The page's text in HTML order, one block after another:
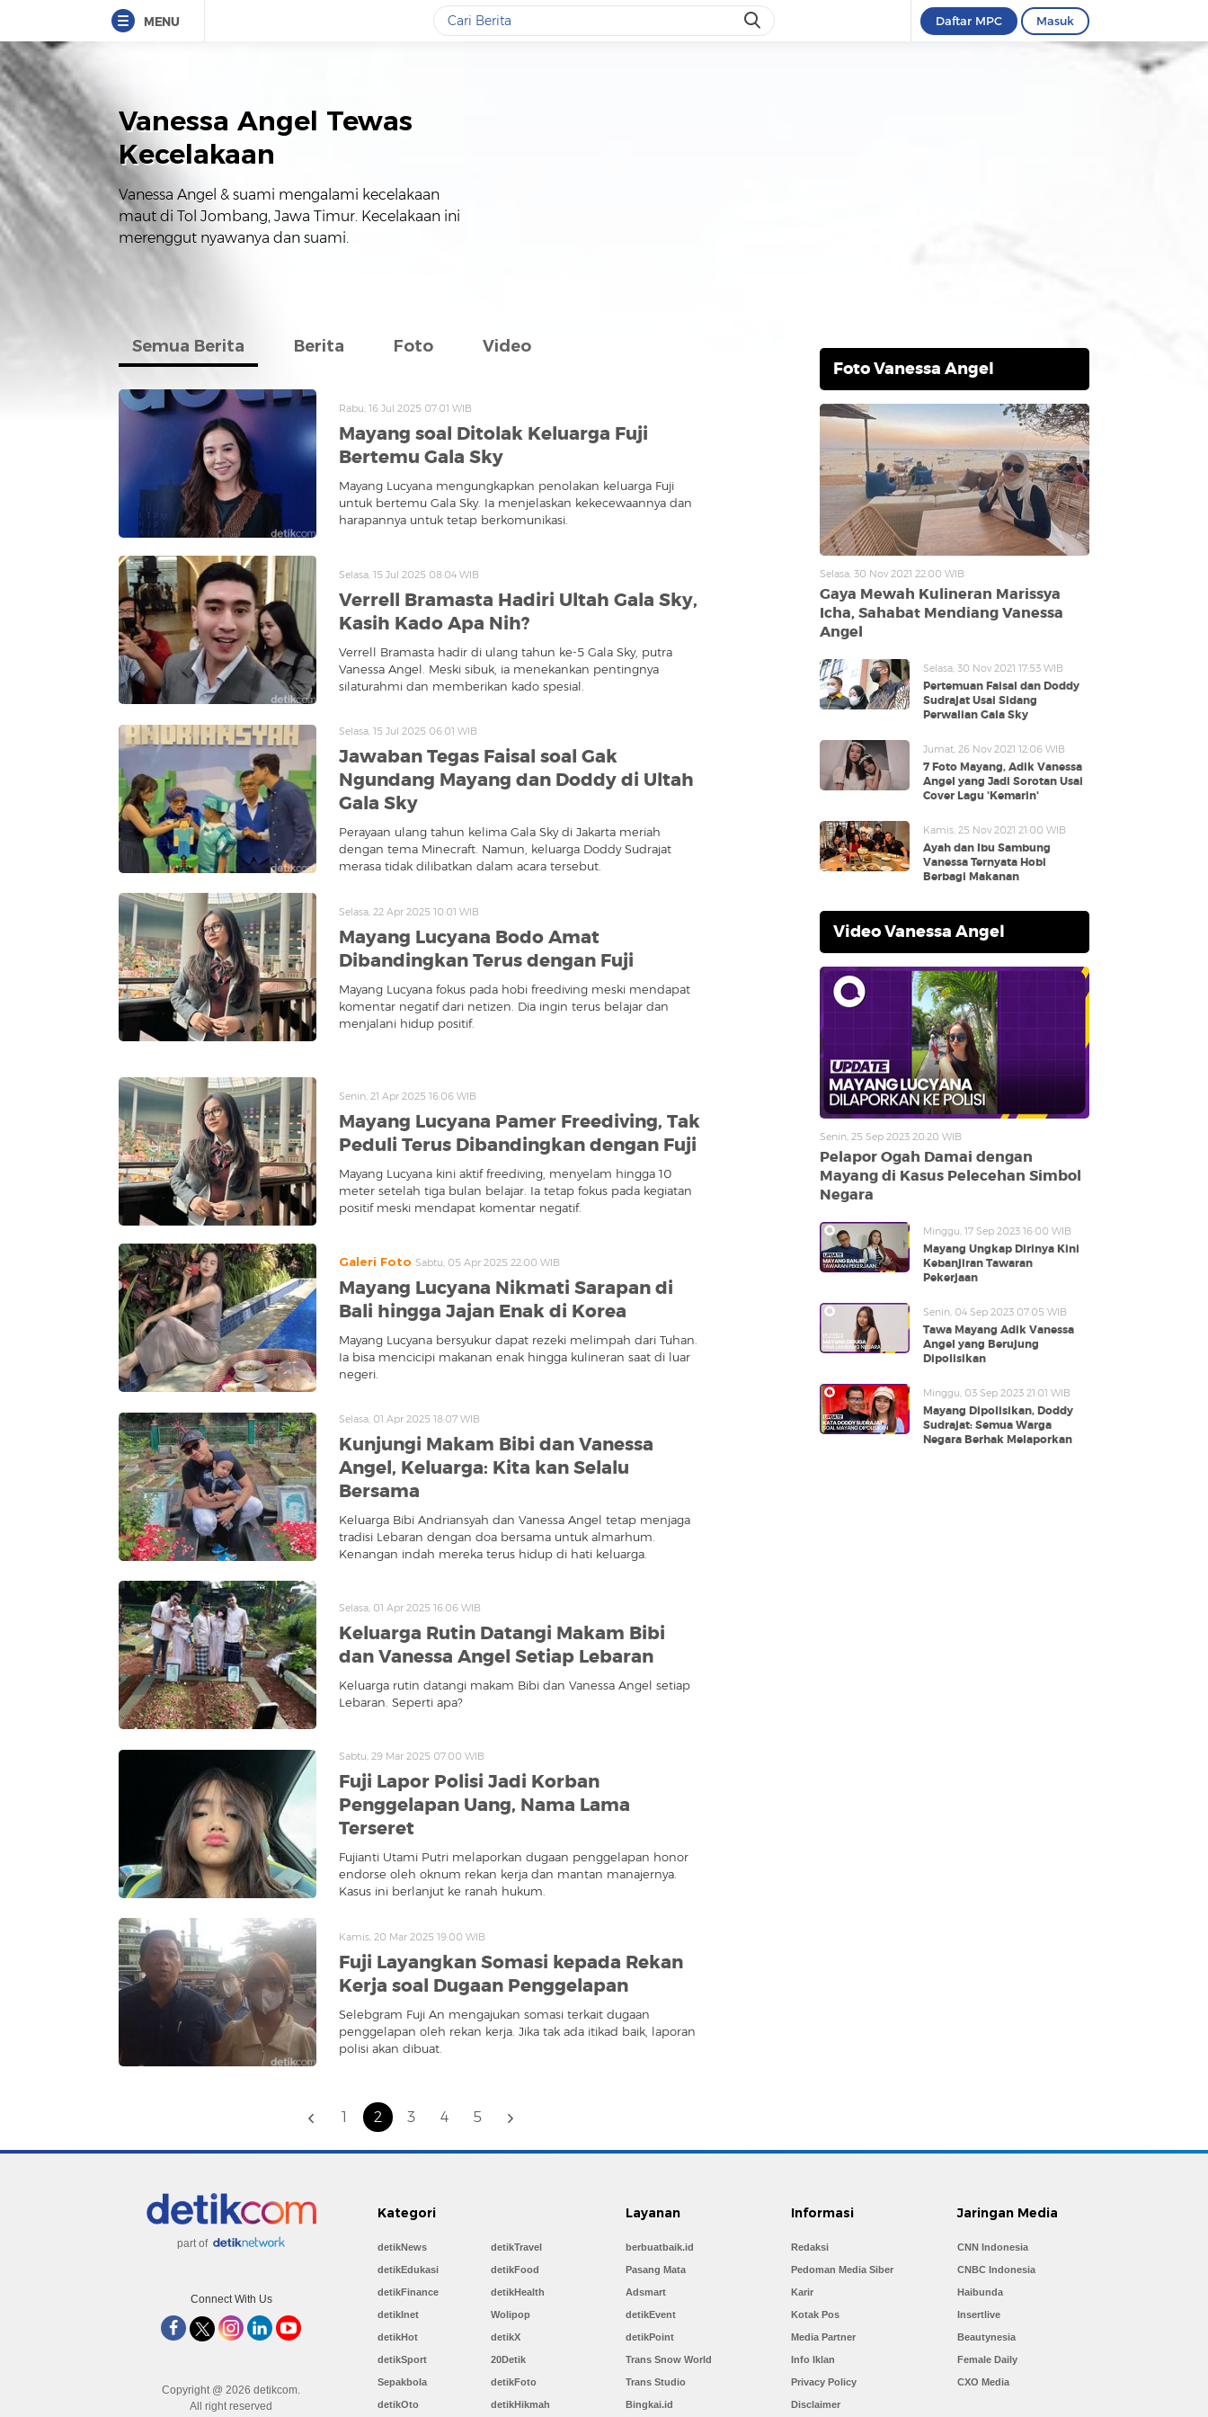
MENU Daftar MPC Masuk
Vanessa Angel Tewas
Kecelakaan
Vanessa Angel & suami mengalami kecelakaan
maut di Tol Jombang, Jawa Timur. Kecelakaan ini
merenggut nyawanya dan suami.
Semua Berita Berita Foto Video
Rabu, 16 Jul 2025 07:01 WIB
Mayang soal Ditolak Keluarga Fuji
Bertemu Gala Sky
Mayang Lucyana mengungkapkan penolakan keluarga Fuji
untuk bertemu Gala Sky. Ia menjelaskan kekecewaannya dan
harapannya untuk tetap berkomunikasi.
Selasa, 15 Jul 2025 08:04 WIB
Verrell Bramasta Hadiri Ultah Gala Sky,
Kasih Kado Apa Nih?
Verrell Bramasta hadir di ulang tahun ke-5 Gala Sky, putra
Vanessa Angel. Meski sibuk, ia menekankan pentingnya
silaturahmi dan memberikan kado spesial.
Selasa, 15 Jul 2025 06:01 WIB
Jawaban Tegas Faisal soal Gak
Ngundang Mayang dan Doddy di Ultah
Gala Sky
Perayaan ulang tahun kelima Gala Sky di Jakarta meriah
dengan tema Minecraft. Namun, keluarga Doddy Sudrajat
merasa tidak dilibatkan dalam acara tersebut.
Selasa, 22 Apr 2025 10:01 WIB
Mayang Lucyana Bodo Amat
Dibandingkan Terus dengan Fuji
Mayang Lucyana fokus pada hobi freediving meski mendapat
komentar negatif dari netizen. Dia ingin terus belajar dan
menjalani hidup positif.
Senin, 21 Apr 2025 16:06 WIB
Mayang Lucyana Pamer Freediving, Tak
Peduli Terus Dibandingkan dengan Fuji
Mayang Lucyana kini aktif freediving, menyelam hingga 10
meter setelah tiga bulan belajar. Ia tetap fokus pada kegiatan
positif meski mendapat komentar negatif.
Galeri Foto Sabtu, 05 Apr 2025 22:00 WIB
Mayang Lucyana Nikmati Sarapan di
Bali hingga Jajan Enak di Korea
Mayang Lucyana bersyukur dapat rezeki melimpah dari Tuhan.
Ia bisa mencicipi makanan enak hingga kulineran saat di luar
negeri.
Selasa, 01 Apr 2025 18:07 WIB
Kunjungi Makam Bibi dan Vanessa
Angel, Keluarga: Kita kan Selalu
Bersama
Keluarga Bibi Andriansyah dan Vanessa Angel tetap menjaga
tradisi Lebaran dengan doa bersama untuk almarhum.
Kenangan indah mereka terus hidup di hati keluarga.
Selasa, 01 Apr 2025 16:06 WIB
Keluarga Rutin Datangi Makam Bibi
dan Vanessa Angel Setiap Lebaran
Keluarga rutin datangi makam Bibi dan Vanessa Angel setiap
Lebaran. Seperti apa?
Sabtu, 29 Mar 2025 07:00 WIB
Fuji Lapor Polisi Jadi Korban
Penggelapan Uang, Nama Lama
Terseret
Fujianti Utami Putri melaporkan dugaan penggelapan honor
endorse oleh oknum rekan kerja dan mantan manajernya.
Kasus ini berlanjut ke ranah hukum.
Kamis, 20 Mar 2025 19:00 WIB
Fuji Layangkan Somasi kepada Rekan
Kerja soal Dugaan Penggelapan
Selebgram Fuji An mengajukan somasi terkait dugaan
penggelapan oleh rekan kerja. Jika tak ada itikad baik, laporan
polisi akan dibuat.
1 2 3 4 5
Foto Vanessa Angel
Selasa, 30 Nov 2021 22:00 WIB
Gaya Mewah Kulineran Marissya
Icha, Sahabat Mendiang Vanessa
Angel
Selasa, 30 Nov 2021 17:53 WIB
Pertemuan Faisal dan Doddy
Sudrajat Usai Sidang
Perwalian Gala Sky
Jumat, 26 Nov 2021 12:06 WIB
7 Foto Mayang, Adik Vanessa
Angel yang Jadi Sorotan Usai
Cover Lagu 'Kemarin'
Kamis, 25 Nov 2021 21:00 WIB
Ayah dan Ibu Sambung
Vanessa Ternyata Hobi
Berbagi Makanan
Video Vanessa Angel
Senin, 25 Sep 2023 20:20 WIB
Pelapor Ogah Damai dengan
Mayang di Kasus Pelecehan Simbol
Negara
Minggu, 17 Sep 2023 16:00 WIB
Mayang Ungkap Dirinya Kini
Kebanjiran Tawaran
Pekerjaan
Senin, 04 Sep 2023 07:05 WIB
Tawa Mayang Adik Vanessa
Angel yang Berujung
Dipolisikan
Minggu, 03 Sep 2023 21:01 WIB
Mayang Dipolisikan, Doddy
Sudrajat: Semua Warga
Negara Berhak Melaporkan
part of
Connect With Us
Copyright @ 2026 detikcom.
All right reserved
Kategori
detikNews
detikEdukasi
detikFinance
detikInet
detikHot
detikSport
Sepakbola
detikOto
detikTravel
detikFood
detikHealth
Wolipop
detikX
20Detik
detikFoto
detikHikmah
Layanan
berbuatbaik.id
Pasang Mata
Adsmart
detikEvent
detikPoint
Trans Snow World
Trans Studio
Bingkai.id
Informasi
Redaksi
Pedoman Media Siber
Karir
Kotak Pos
Media Partner
Info Iklan
Privacy Policy
Disclaimer
Jaringan Media
CNN Indonesia
CNBC Indonesia
Haibunda
Insertlive
Beautynesia
Female Daily
CXO Media